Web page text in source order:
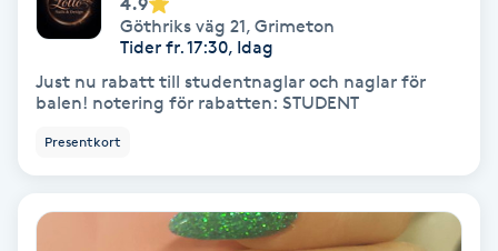
Regndroppsmassage
Reiki
Reikihealing
Göthriks väg 21, Grimeton
Tider fr. 17:30, Idag
Just nu rabatt till studentnaglar och naglar för
balen! notering för rabatten: STUDENT
Presentkort